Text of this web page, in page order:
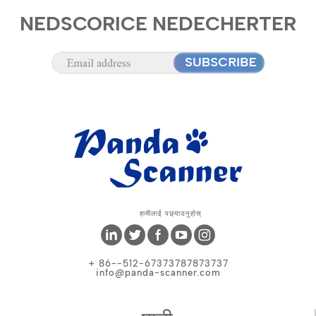
NEDSCORICE NEDECHERTER
हामीलाई पछ्याउनुहोस्
+ 86--512-67373787873737
info@panda-scanner.com